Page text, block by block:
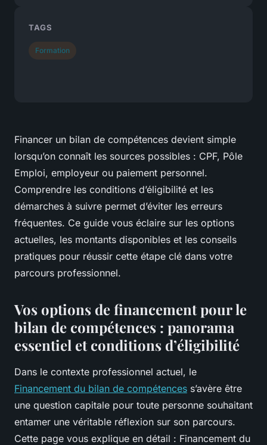
Financer un bilan de compétences devient simple
lorsqu’on connaît les sources possibles : CPF, Pôle
Emploi, employeur ou paiement personnel.
Comprendre les conditions d’éligibilité et les
démarches à suivre permet d’éviter les erreurs
fréquentes. Ce guide vous éclaire sur les options
actuelles, les montants disponibles et les conseils
pratiques pour réussir cette étape clé dans votre
parcours professionnel.
Vos options de financement pour le
bilan de compétences : panorama
essentiel et conditions d’éligibilité
Dans le contexte professionnel actuel, le
Financement du bilan de compétences s’avère être
une question capitale pour toute personne souhaitant
entamer une véritable réflexion sur son parcours.
Cette page vous explique en détail : Financement du
TAGS
Formation